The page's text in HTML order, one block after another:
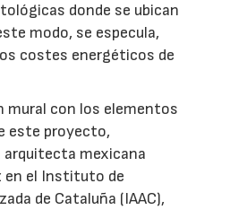
donde se ubican
modo, se especula,
costes energéticos de
mural con los elementos
este proyecto,
arquitecta mexicana
en el Instituto de
de Cataluña (IAAC),